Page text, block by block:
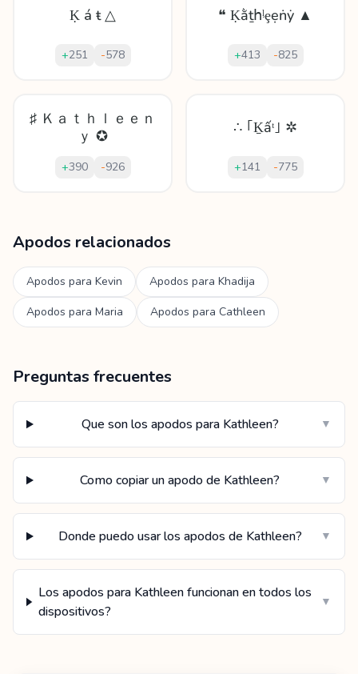
Ḳ á ŧ △
+251 -578
❝ Ḳằṯհᶪȩẹṅẏ ▲
+413 -825
♯ Ｋａｔｈｌｅｅｎ
ｙ ✪
+390 -926
∴ ｢Ḵấᵗ｣ ✲
+141 -775
Apodos relacionados
Apodos para Kevin Apodos para Khadija
Apodos para Maria Apodos para Cathleen
Preguntas frecuentes
Que son los apodos para Kathleen? ▼
Como copiar un apodo de Kathleen? ▼
Donde puedo usar los apodos de Kathleen? ▼
Los apodos para Kathleen funcionan en todos los
dispositivos?
▼